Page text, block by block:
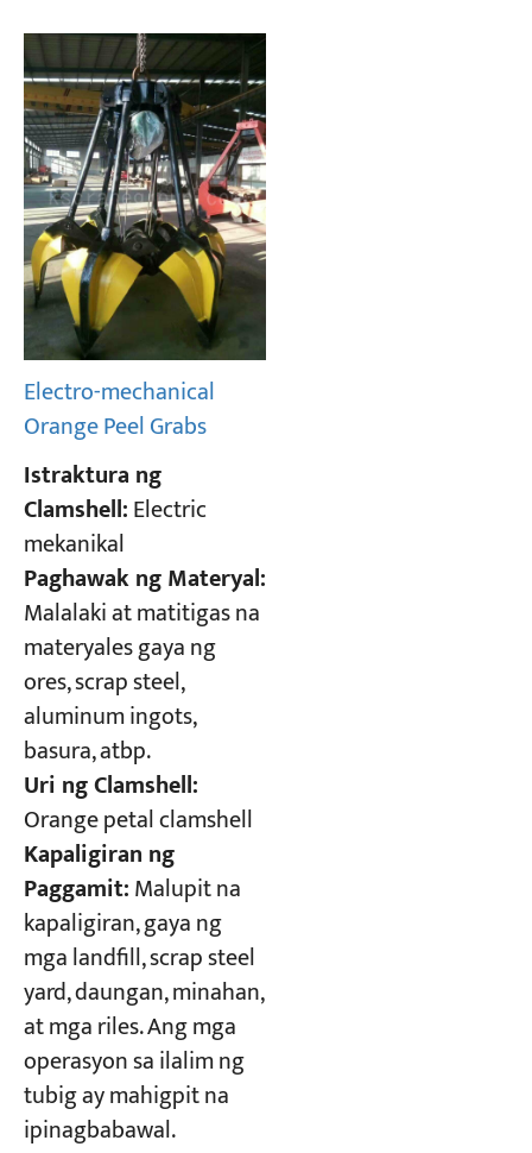
Electro-mechanical
Orange Peel Grabs
Istraktura ng
Clamshell:Electric
mekanikal
Paghawak ng Materyal:
Malalaki at matitigas na
materyales gaya ng
ores, scrap steel,
aluminum ingots,
basura, atbp.
Uri ng Clamshell:
Orange petal clamshell
Kapaligiran ng
Paggamit:Malupit na
kapaligiran, gaya ng
mga landfill, scrap steel
yard, daungan, minahan,
at mga riles. Ang mga
operasyon sa ilalim ng
tubig ay mahigpit na
ipinagbabawal.